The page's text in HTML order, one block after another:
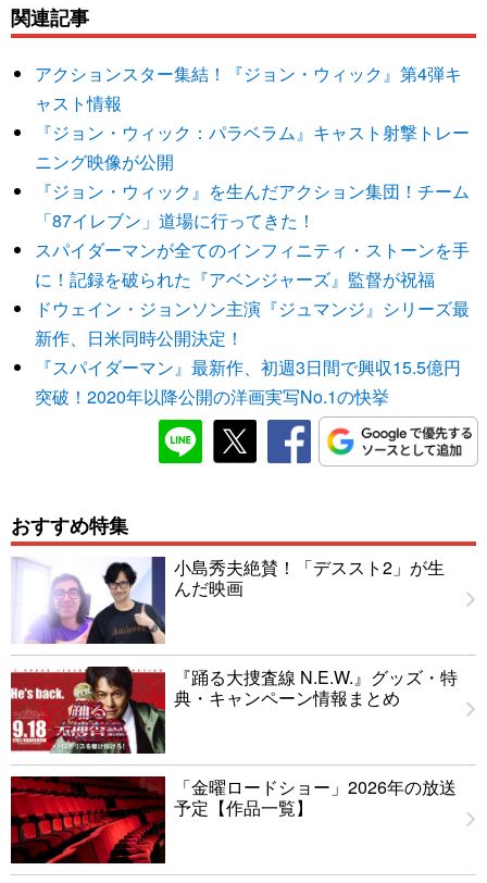
関連記事
アクションスター集結！『ジョン・ウィック』第4弾キ
ャスト情報
『ジョン・ウィック：パラベラム』キャスト射撃トレー
ニング映像が公開
『ジョン・ウィック』を生んだアクション集団！チーム
「87イレブン」道場に行ってきた！
スパイダーマンが全てのインフィニティ・ストーンを手
に！記録を破られた『アベンジャーズ』監督が祝福
ドウェイン・ジョンソン主演『ジュマンジ』シリーズ最
新作、日米同時公開決定！
『スパイダーマン』最新作、初週3日間で興収15.5億円
突破！2020年以降公開の洋画実写No.1の快挙
おすすめ特集
小島秀夫絶賛！「デススト2」が生
んだ映画
『踊る大捜査線 N.E.W.』グッズ・特
典・キャンペーン情報まとめ
「金曜ロードショー」2026年の放送
予定【作品一覧】